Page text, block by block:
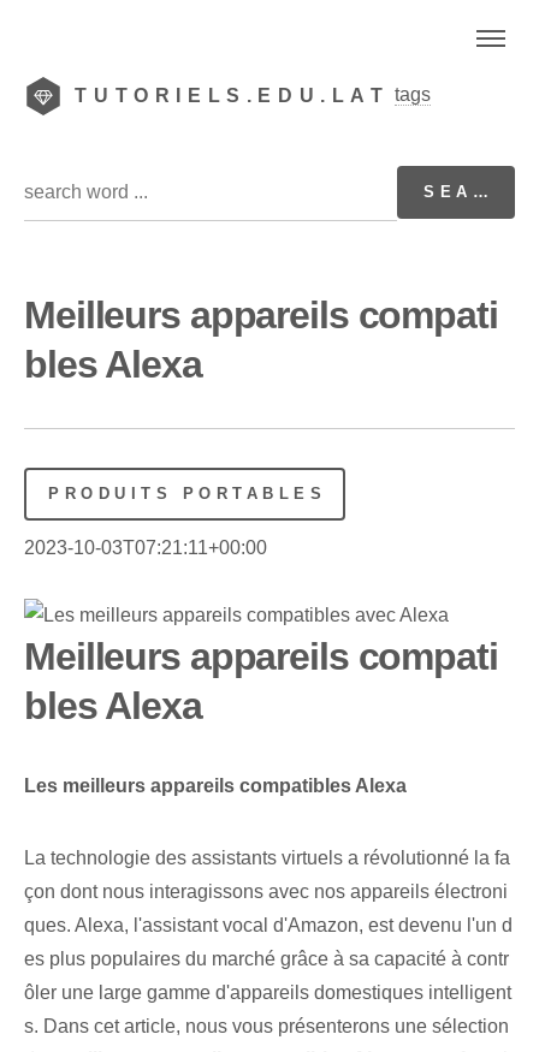
TUTORIELS.EDU.LAT tags
Meilleurs appareils compati
bles Alexa
PRODUITS PORTABLES
2023-10-03T07:21:11+00:00
Meilleurs appareils compati
bles Alexa
Les meilleurs appareils compatibles Alexa
La technologie des assistants virtuels a révolutionné la fa
çon dont nous interagissons avec nos appareils électroni
ques. Alexa, l'assistant vocal d'Amazon, est devenu l'un d
es plus populaires du marché grâce à sa capacité à contr
ôler une large gamme d'appareils domestiques intelligent
s. Dans cet article, nous vous présenterons une⁢ sélection‌